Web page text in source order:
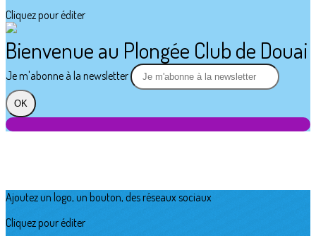
Cliquez pour éditer
Bienvenue au Plongée Club de Douai
Je m'abonne à la newsletter
OK
Ajoutez un logo, un bouton, des réseaux sociaux
Cliquez pour éditer